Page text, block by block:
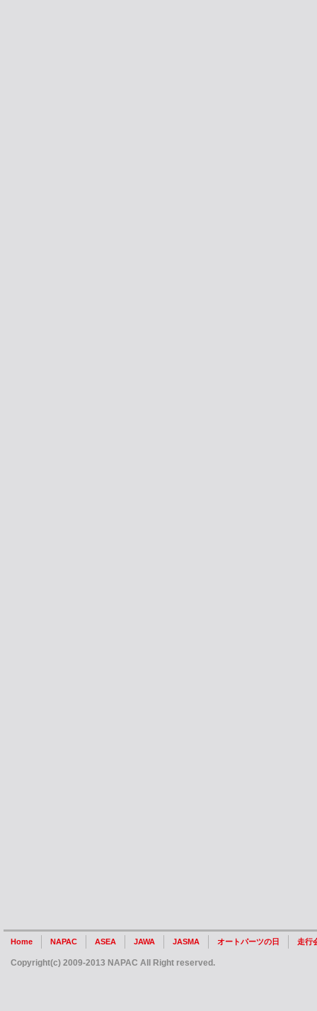
Home NAPAC ASEA JAWA JASMA オートパーツの日 走行
Copyright(c) 2009-2013 NAPAC All Right reserved.